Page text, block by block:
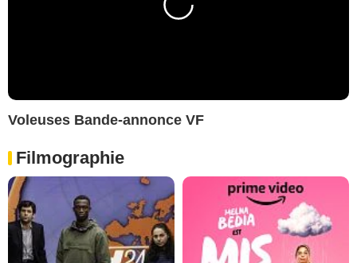
Voleuses Bande-annonce VF
Filmographie